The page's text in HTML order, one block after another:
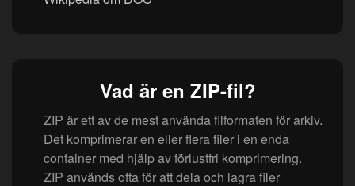
Vad är en ZIP-fil?
ZIP är ett av de mest använda filformaten för arkiv.
Det komprimerar en eller flera filer i en enda
container med hjälp av förlustfri komprimering.
ZIP används ofta för att dela och lagra filer